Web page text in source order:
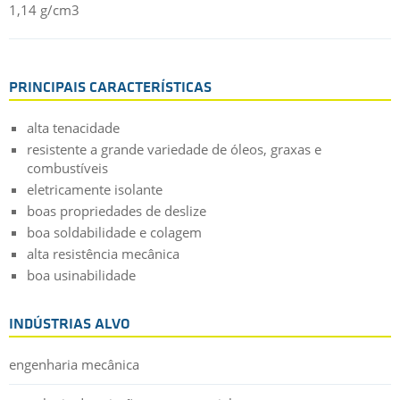
1,14 g/cm3
PRINCIPAIS CARACTERÍSTICAS
alta tenacidade
resistente a grande variedade de óleos, graxas e
combustíveis
eletricamente isolante
boas propriedades de deslize
boa soldabilidade e colagem
alta resistência mecânica
boa usinabilidade
INDÚSTRIAS ALVO
engenharia mecânica